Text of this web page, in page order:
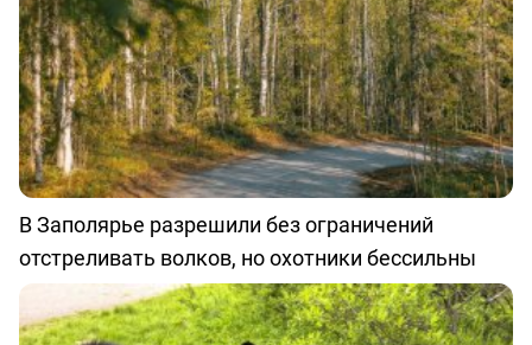
В Заполярье разрешили без ограничений
отстреливать волков, но охотники бессильны